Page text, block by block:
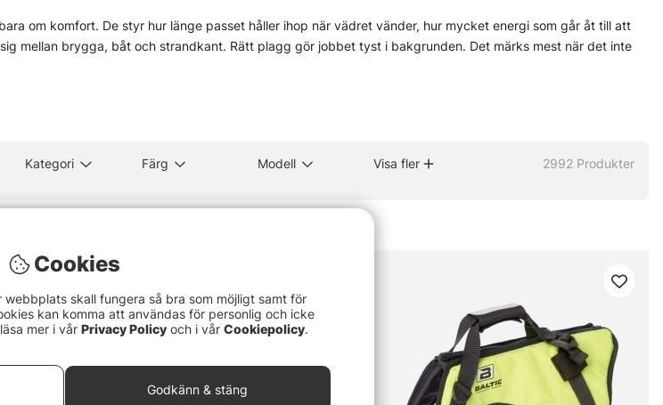
om komfort. De styr hur länge passet håller ihop när vädret vänder, hur mycket energi som går åt till att
mellan brygga, båt och strandkant. Rätt plagg gör jobbet tyst i bakgrunden. Det märks mest när det inte
fiskar i kyla, regn eller stänk är det ofta detaljerna som avgör. Torrt foder, tät söm, bra grepp. Små saker,
isen eller en snabb tur där packningen måste vara lätt som en fjäder.
» Impregnering & reparation
för fiske
Kategori Färg Modell Visa fler 2992 Produkter
Cookies
skall fungera så bra som möjligt samt för
kan komma att användas för personlig och icke
mer i vår Privacy Policy och i vår Cookiepolicy.
Godkänn & stäng